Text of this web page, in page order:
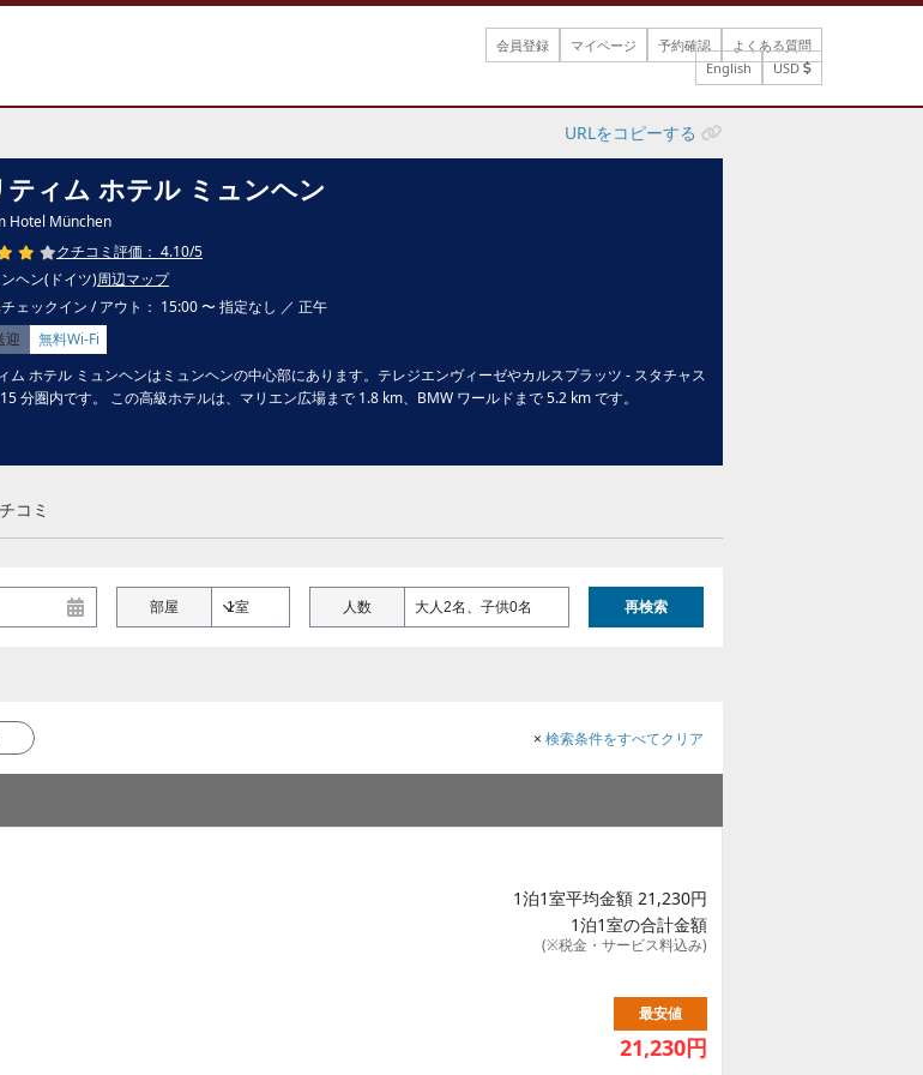
会員登録 マイページ 予約確認
よくある質問
English
USD
URLをコピーする
ティム ホテル ミュンヘン
Hotel München
クチコミ評価： 4.10/5
ンヘン(ドイツ)周辺マップ
ェックイン / アウト： 15:00 〜 指定なし ／ 正午
迎
無料Wi-Fi
ム ホテル ミュンヘンはミュンヘンの中心部にあります。テレジエンヴィーゼやカルスプラッツ - スタチャス
分圏内です。 この高級ホテルは、マリエン広場まで 1.8 km、BMW ワールドまで 5.2 km です。
コミ
部屋 人数 大人2名、子供0名 再検索
× 検索条件をすべてクリア
1泊1室平均金額 21,230円
1泊1室の合計金額
(※税金・サービス料込み)
最安値
21,230円